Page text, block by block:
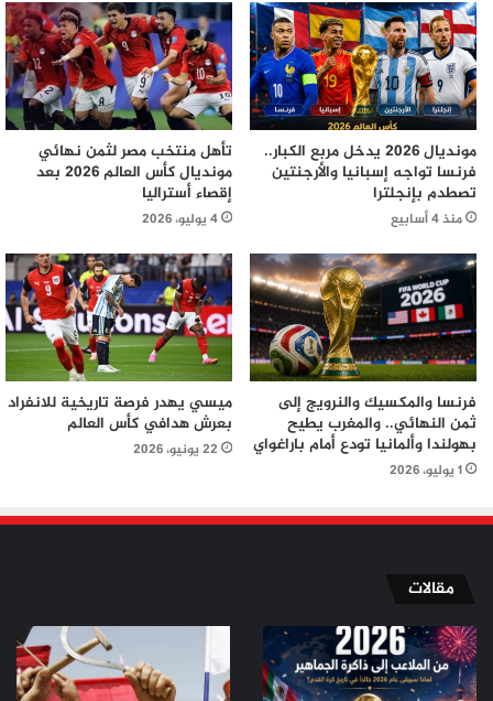
مونديال 2026 يدخل مربع الكبار..
فرنسا تواجه إسبانيا والأرجنتين
تصطدم بإنجلترا
منذ 4 أسابيع
تأهل منتخب مصر لثمن نهائي
مونديال كأس العالم 2026 بعد
إقصاء أستراليا
4 يوليو، 2026
فرنسا والمكسيك والنرويج إلى
ثمن النهائي.. والمغرب يطيح
بهولندا وألمانيا تودع أمام باراغواي
1 يوليو، 2026
ميسي يهدر فرصة تاريخية للانفراد
بعرش هدافي كأس العالم
22 يونيو، 2026
مقالات
من
الملاعب
إلى
ثورة
تموز